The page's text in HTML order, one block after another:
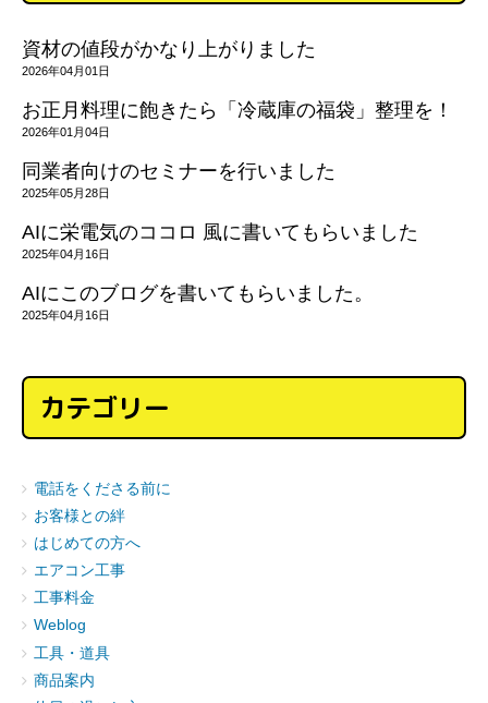
資材の値段がかなり上がりました
2026年04月01日
お正月料理に飽きたら「冷蔵庫の福袋」整理を！
2026年01月04日
同業者向けのセミナーを行いました
2025年05月28日
AIに栄電気のココロ 風に書いてもらいました
2025年04月16日
AIにこのブログを書いてもらいました。
2025年04月16日
カテゴリー
電話をくださる前に
お客様との絆
はじめての方へ
エアコン工事
工事料金
Weblog
工具・道具
商品案内